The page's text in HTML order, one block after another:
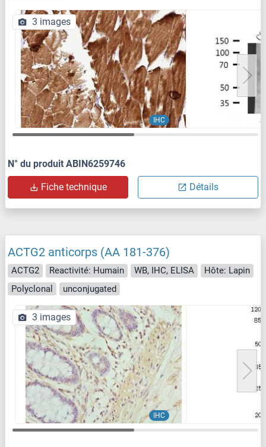
IHC
3 images
N° du produit ABIN6259746
Fiche technique Détails
ACTG2 anticorps (AA 181-376)
ACTG2 Reactivité: Humain WB, IHC, ELISA
Hôte: Lapin
Polyclonal
unconjugated
IHC
3 images